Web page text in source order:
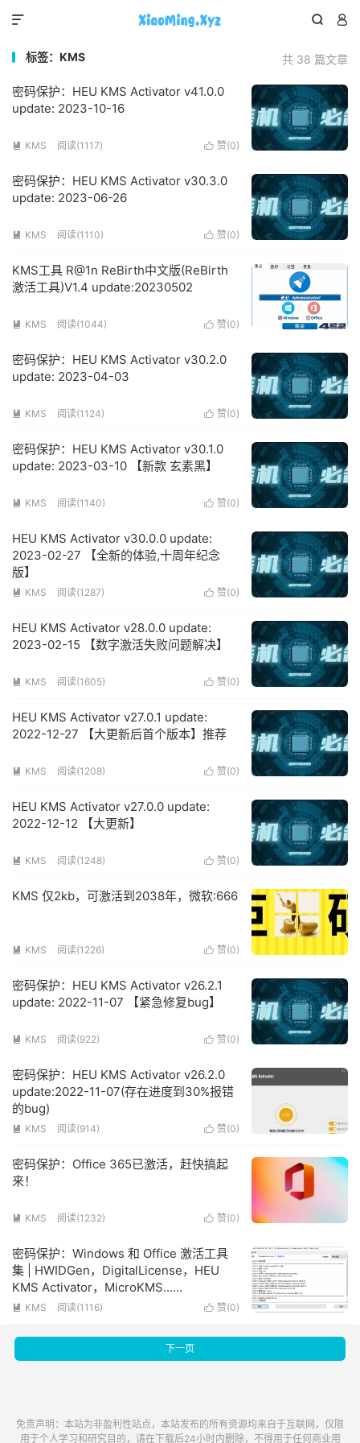
 

共 38 篇文章
标签：KMS
密码保护：HEU KMS Activator v41.0.0
update: 2023-10-16
 赞(0)
 KMS 阅读(1117)
密码保护：HEU KMS Activator v30.3.0
update: 2023-06-26
 赞(0)
 KMS 阅读(1110)
KMS工具 R@1n ReBirth中文版(ReBirth
激活工具)V1.4 update:20230502
 赞(0)
 KMS 阅读(1044)
密码保护：HEU KMS Activator v30.2.0
update: 2023-04-03
 赞(0)
 KMS 阅读(1124)
密码保护：HEU KMS Activator v30.1.0
update: 2023-03-10 【新款 玄素黑】
 赞(0)
 KMS 阅读(1140)
HEU KMS Activator v30.0.0 update:
2023-02-27 【全新的体验,十周年纪念
版】
 赞(0)
 KMS 阅读(1287)
HEU KMS Activator v28.0.0 update:
2023-02-15 【数字激活失败问题解决】
 赞(0)
 KMS 阅读(1605)
HEU KMS Activator v27.0.1 update:
2022-12-27 【大更新后首个版本】推荐
 赞(0)
 KMS 阅读(1208)
HEU KMS Activator v27.0.0 update:
2022-12-12 【大更新】
 赞(0)
 KMS 阅读(1248)
KMS 仅2kb，可激活到2038年，微软:666
 赞(0)
 KMS 阅读(1226)
密码保护：HEU KMS Activator v26.2.1
update: 2022-11-07 【紧急修复bug】
 赞(0)
 KMS 阅读(922)
密码保护：HEU KMS Activator v26.2.0
update:2022-11-07(存在进度到30%报错
的bug)
 赞(0)
 KMS 阅读(914)
密码保护：Office 365已激活，赶快搞起
来！
 赞(0)
 KMS 阅读(1232)
密码保护：Windows 和 Office 激活工具
集 | HWIDGen，DigitalLicense，HEU
KMS Activator，MicroKMS......
 赞(0)
 KMS 阅读(1116)
下一页
免责声明：本站为非盈利性站点，本站发布的所有资源均来自于互联网，仅限
用于个人学习和研究目的，请在下载后24小时内删除，不得用于任何商业用